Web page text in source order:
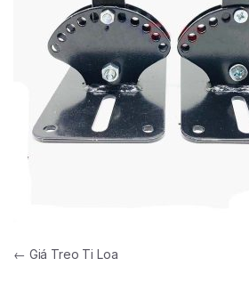
← Giá Treo Ti Loa